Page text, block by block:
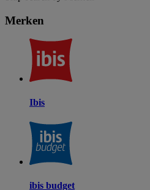
Merken
Ibis
ibis budget